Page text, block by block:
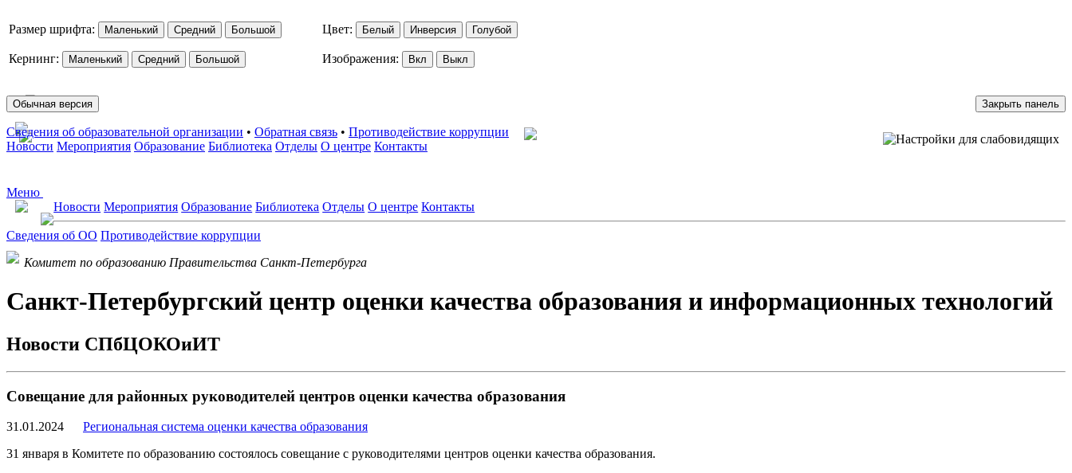
Размер шрифта: Маленький Средний Большой
Кернинг: Маленький Средний Большой
Цвет: Белый Инверсия Голубой
Изображения: Вкл Выкл
Обычная версия Закрыть панель
Сведения об образовательной организации • Обратная связь • Противодействие коррупции
Новости Мероприятия Образование Библиотека Отделы О центре Контакты
Меню
Новости Мероприятия Образование Библиотека Отделы О центре Контакты
Сведения об ОО Противодействие коррупции
Комитет по образованию Правительства Санкт-Петербурга
Санкт-Петербургский центр оценки качества образования и информационных технологий
Новости СПбЦОКОиИТ
Совещание для районных руководителей центров оценки качества образования
31.01.2024
Региональная система оценки качества образования
31 января в Комитете по образованию состоялось совещание с руководителями центров оценки качества образования.